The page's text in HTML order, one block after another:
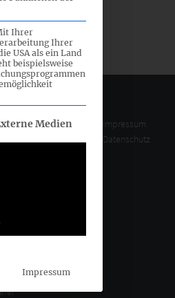
Impressum
Datenschutz
Ihrer
Ihrer
USA als ein Land
beispielsweise
erteilt werden kann. Die
Medien
Impressum